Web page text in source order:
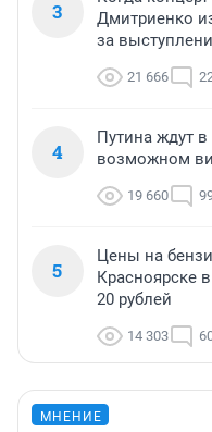
3
Дмитриенко
за
21 666
4
Путина ждут
возможном
19 660
5
Цены на
Красноярске
20 рублей
14 303
МНЕНИЕ